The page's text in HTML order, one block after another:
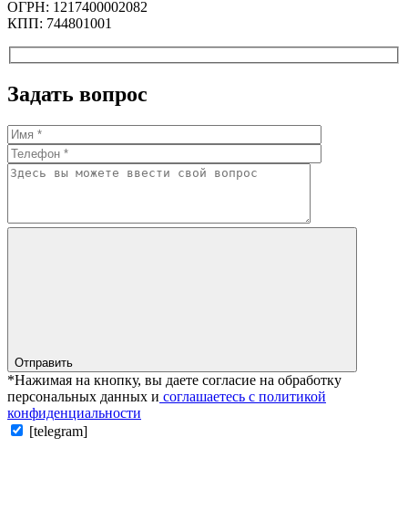
ОГРН: 1217400002082
КПП: 744801001
Задать вопрос
Отправить
*Нажимая на кнопку, вы даете согласие на обработку
персональных данных и соглашаетесь с политикой
конфиденциальности
[telegram]